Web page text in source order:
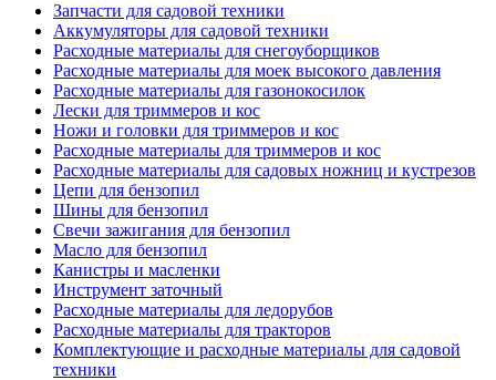
Запчасти для садовой техники
Аккумуляторы для садовой техники
Расходные материалы для снегоуборщиков
Расходные материалы для моек высокого давления
Расходные материалы для газонокосилок
Лески для триммеров и кос
Ножи и головки для триммеров и кос
Расходные материалы для триммеров и кос
Расходные материалы для садовых ножниц и кустрезов
Цепи для бензопил
Шины для бензопил
Свечи зажигания для бензопил
Масло для бензопил
Канистры и масленки
Инструмент заточный
Расходные материалы для ледорубов
Расходные материалы для тракторов
Комплектующие и расходные материалы для садовой
техники